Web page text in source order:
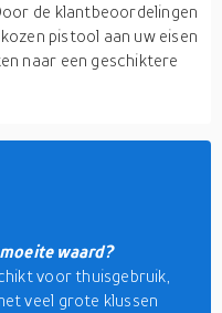
de klantbeoordelingen
pistool aan uw eisen
naar een geschiktere
waard?
voor thuisgebruik,
veel grote klussen